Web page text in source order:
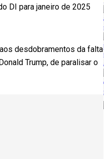
DI para janeiro de 2025
desdobramentos da falta
Trump, de paralisar o